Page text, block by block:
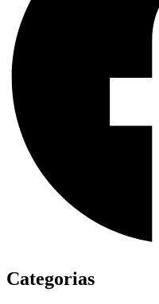
Categorias